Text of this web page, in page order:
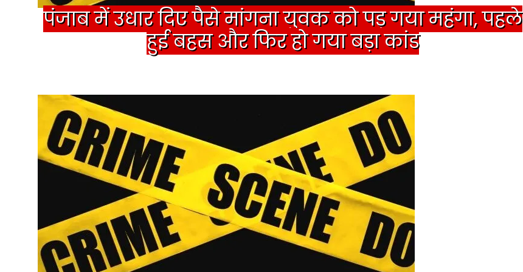
पंजाब में उधार दिए पैसे मांगना युवक को पड़ गया महंगा, पहले
हुई बहस और फिर हो गया बड़ा कांड